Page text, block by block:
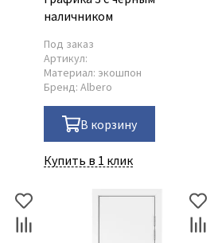
наличником
Под заказ
Артикул:
Материал: экошпон
Бренд: Albero
В корзину
Купить в 1 клик